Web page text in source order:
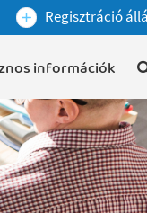
Regisztráció
információk